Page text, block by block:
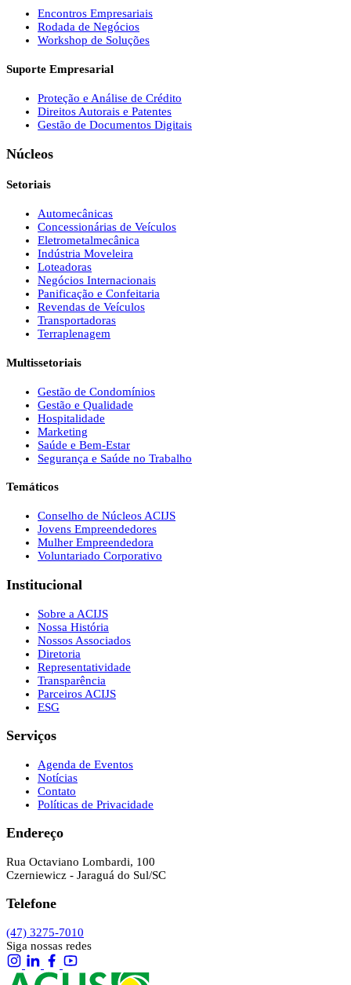
Encontros Empresariais
Rodada de Negócios
Workshop de Soluções
Suporte Empresarial
Proteção e Análise de Crédito
Direitos Autorais e Patentes
Gestão de Documentos Digitais
Núcleos
Setoriais
Automecânicas
Concessionárias de Veículos
Eletrometalmecânica
Indústria Moveleira
Loteadoras
Negócios Internacionais
Panificação e Confeitaria
Revendas de Veículos
Transportadoras
Terraplenagem
Multissetoriais
Gestão de Condomínios
Gestão e Qualidade
Hospitalidade
Marketing
Saúde e Bem-Estar
Segurança e Saúde no Trabalho
Temáticos
Conselho de Núcleos ACIJS
Jovens Empreendedores
Mulher Empreendedora
Voluntariado Corporativo
Institucional
Sobre a ACIJS
Nossa História
Nossos Associados
Diretoria
Representatividade
Transparência
Parceiros ACIJS
ESG
Serviços
Agenda de Eventos
Notícias
Contato
Políticas de Privacidade
Endereço
Rua Octaviano Lombardi, 100
Czerniewicz - Jaraguá do Sul/SC
Telefone
(47) 3275-7010
Siga nossas redes